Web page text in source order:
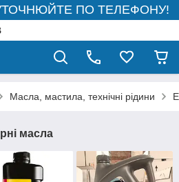
ПО ТЕЛЕФОНУ!
Масла, мастила, технічні рідини
масла